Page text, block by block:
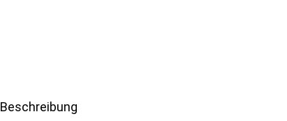
Beschreibung